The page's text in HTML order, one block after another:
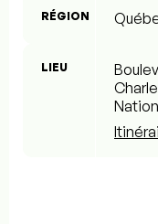
RÉGION
LIEU